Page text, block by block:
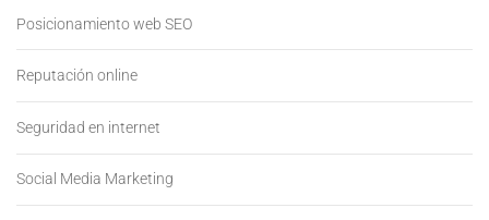
Posicionamiento web SEO
Reputación online
Seguridad en internet
Social Media Marketing